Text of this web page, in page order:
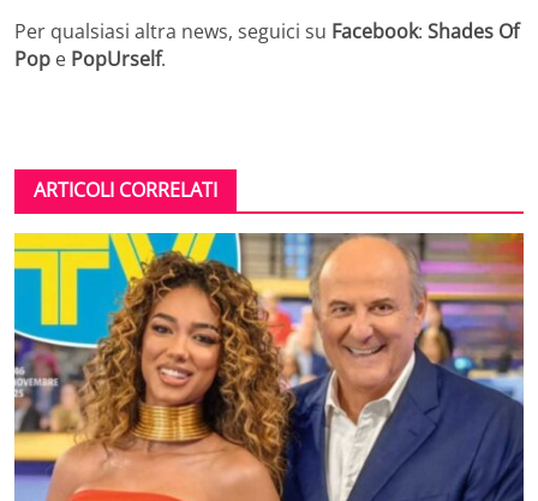
Per qualsiasi altra news, seguici su Facebook: Shades Of
Pop e PopUrself.
ARTICOLI CORRELATI